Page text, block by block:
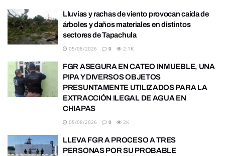
Lluvias y rachas de viento provocan caída de
árboles y daños materiales en distintos
sectores de Tapachula
05/08/2026 0 2.1K
FGR ASEGURA EN CATEO INMUEBLE, UNA
PIPA Y DIVERSOS OBJETOS
PRESUNTAMENTE UTILIZADOS PARA LA
EXTRACCIÓN ILEGAL DE AGUA EN
CHIAPAS
05/08/2026 0 2K
LLEVA FGR A PROCESO A TRES
PERSONAS POR SU PROBABLE